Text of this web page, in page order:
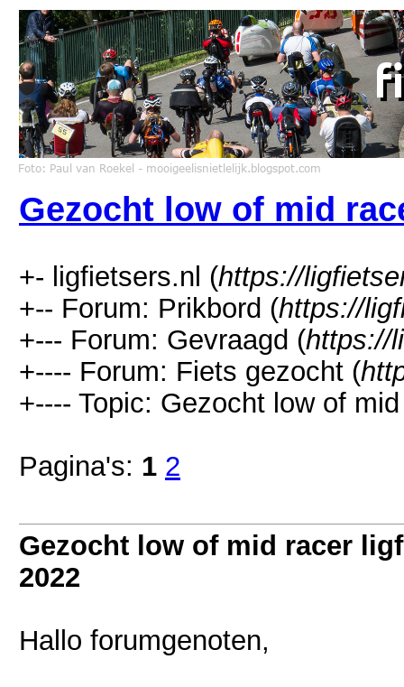
Gezocht low of mid
+- ligfietsers.nl (https://
+-- Forum: Prikbord (https://
+--- Forum: Gevraagd (https://
+---- Forum: Fiets gezocht (
+---- Topic: Gezocht low of
Pagina's: 1 2
Gezocht low of mid racer
2022
Hallo forumgenoten,